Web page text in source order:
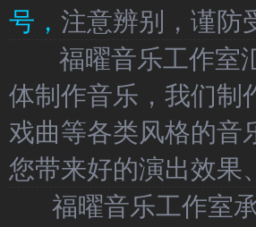
号， 注意辨别，谨防
福曜音乐工作室汇
体制作音乐，我们制
戏曲等各类风格的音
您带来好的演出效果
福曜音乐工作室承